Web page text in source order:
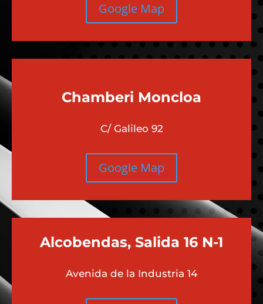
Google Map
Chamberi Moncloa
C/ Galileo 92
Google Map
Alcobendas, Salida 16 N-1
Avenida de la Industria 14